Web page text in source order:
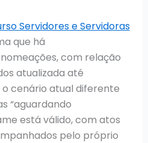
Servidores e Servidoras
que há
com relação
atualizada até
cenário atual diferente
“aguardando
está válido, com atos
pelo próprio